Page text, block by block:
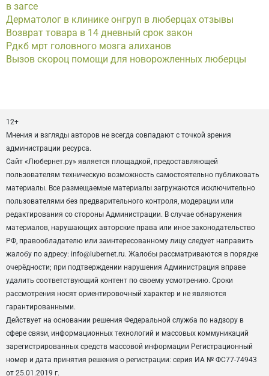
в загсе
Дерматолог в клинике онгруп в люберцах отзывы
Возврат товара в 14 дневный срок закон
Рдкб мрт головного мозга алиханов
Вызов скороц помощи для новорожленных люберцы
12+
Мнения и взгляды авторов не всегда совпадают с точкой зрения
администрации ресурса.
Сайт «Любернет.ру» является площадкой, предоставляющей
пользователям техническую возможность самостоятельно публиковать
материалы. Все размещаемые материалы загружаются исключительно
пользователями без предварительного контроля, модерации или
редактирования со стороны Администрации. В случае обнаружения
материалов, нарушающих авторские права или иное законодательство
РФ, правообладателю или заинтересованному лицу следует направить
жалобу по адресу: info@lubernet.ru. Жалобы рассматриваются в порядке
очерёдности; при подтверждении нарушения Администрация вправе
удалить соответствующий контент по своему усмотрению. Сроки
рассмотрения носят ориентировочный характер и не являются
гарантированными.
Действует на основании решения Федеральной служба по надзору в
сфере связи, информационных технологий и массовых коммуникаций
зарегистрированных средств массовой информации Регистрационный
номер и дата принятия решения о регистрации: серия ИА № ФС77-74943
от 25.01.2019 г.